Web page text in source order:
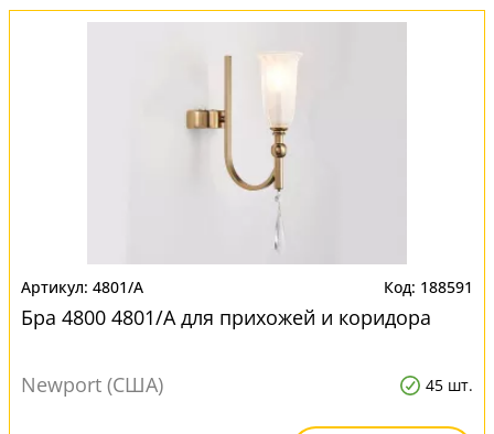
4801/A 188591
Бра 4800 4801/A для прихожей и коридора
Newport (США) 45 шт.